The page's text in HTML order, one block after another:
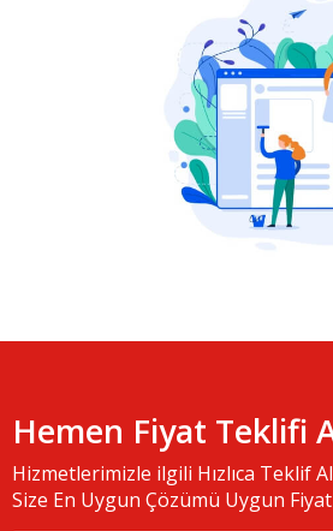
Hemen Fiyat Teklifi
Hizmetlerimizle ilgili Hızlıca Teklif
Size En Uygun Çözümü Uygun